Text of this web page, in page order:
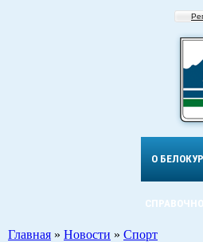
О
Главная » Новости » Спорт